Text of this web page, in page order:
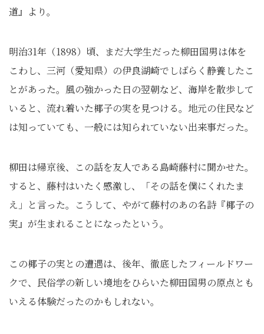
道』より。
明治31年（1898）頃、まだ大学生だった柳田国男は体を
こわし、三河（愛知県）の伊良湖崎でしばらく静養したこ
とがあった。風の強かった日の翌朝など、海岸を散歩して
いると、流れ着いた椰子の実を見つける。地元の住民など
は知っていても、一般には知られていない出来事だった。
柳田は帰京後、この話を友人である島崎藤村に聞かせた。
すると、藤村はいたく感激し、「その話を僕にくれたま
え」と言った。こうして、やがて藤村のあの名詩『椰子の
実』が生まれることになったという。
この椰子の実との遭遇は、後年、徹底したフィールドワー
クで、民俗学の新しい境地をひらいた柳田国男の原点とも
いえる体験だったのかもしれない。